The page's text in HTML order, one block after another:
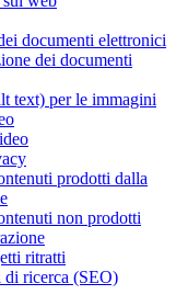
documenti elettronici
dei documenti
text) per le immagini
prodotti dalla
non prodotti
ritratti
ricerca (SEO)